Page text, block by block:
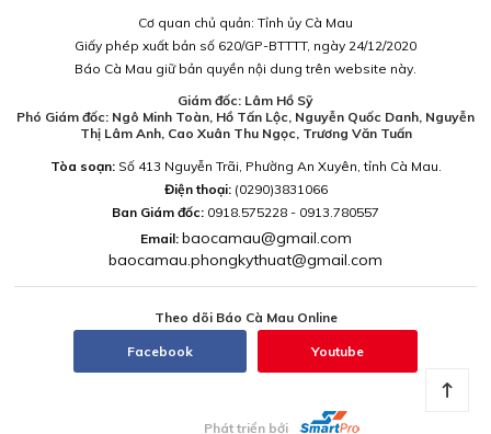
Cơ quan chủ quản: Tỉnh ủy Cà Mau
Giấy phép xuất bản số 620/GP-BTTTT, ngày 24/12/2020
Báo Cà Mau giữ bản quyền nội dung trên website này.
Giám đốc: Lâm Hồ Sỹ
Phó Giám đốc: Ngô Minh Toàn, Hồ Tấn Lộc, Nguyễn Quốc Danh, Nguyễn
Thị Lâm Anh, Cao Xuân Thu Ngọc, Trương Văn Tuấn
Tòa soạn:Số 413 Nguyễn Trãi, Phường An Xuyên, tỉnh Cà Mau.
Điện thoại: (0290)3831066
Ban Giám đốc: 0918.575228 - 0913.780557
Email: baocamau@gmail.com
baocamau.phongkythuat@gmail.com
Theo dõi Báo Cà Mau Online
Facebook Youtube
Phát triển bởi